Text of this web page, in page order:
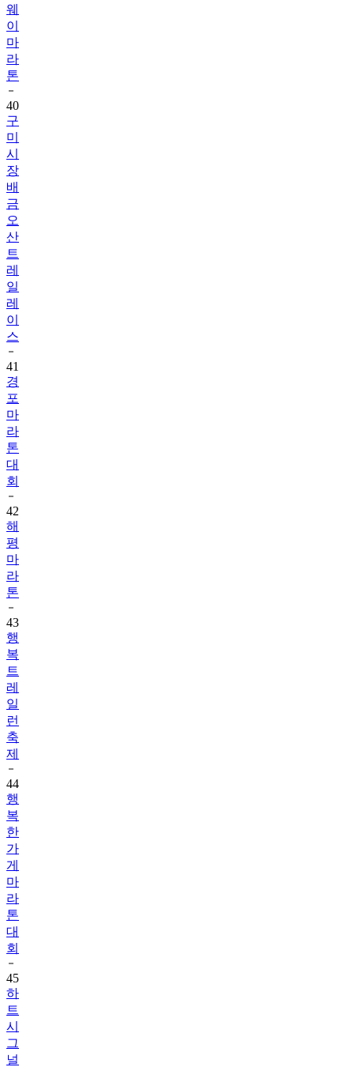
웨
이
마
라
톤
40
구
미
시
장
배
금
오
산
트
레
일
레
이
스
41
경
포
마
라
톤
대
회
42
해
평
마
라
톤
43
행
복
트
레
일
런
축
제
44
행
복
한
가
게
마
라
톤
대
회
45
하
트
시
그
널